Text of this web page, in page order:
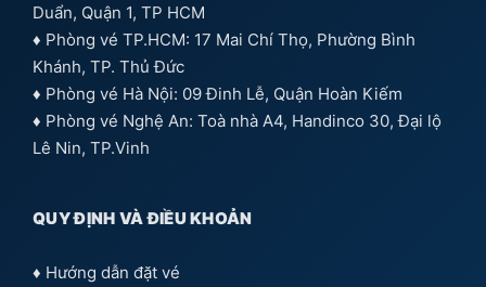
Duẩn, Quận 1, TP HCM
♦ Phòng vé TP.HCM: 17 Mai Chí Thọ, Phường Bình
Khánh, TP. Thủ Đức
♦ Phòng vé Hà Nội: 09 Đinh Lễ, Quận Hoàn Kiếm
♦ Phòng vé Nghệ An: Toà nhà A4, Handinco 30, Đại lộ
Lê Nin, TP.Vinh
QUY ĐỊNH VÀ ĐIỀU KHOẢN
♦ Hướng dẫn đặt vé